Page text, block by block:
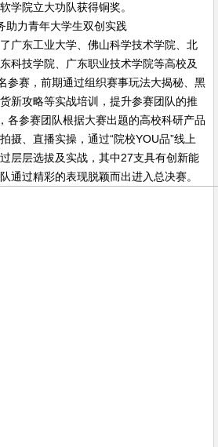
学院立大功队获得铜奖。
助力青年大学生双创实践
广东工业大学、佛山科学技术学院、北
科技学院、广东职业技术学院等高校及
参赛，前期通过组织赛事玩法大揭秘、黑
新攻略等实战培训，提升参赛团队的推
各参赛团队根据大赛出题的高校科研产品
摄、直播实操，通过“院校YOU品”线上
层层选拔及实战，其中27支具有创新能
通过精彩的表现脱颖而出进入总决赛。